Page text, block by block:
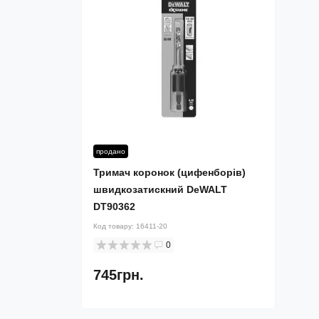
продано
Тримач коронок (цифенборів)
швидкозатискний DeWALT
DT90362
Код товару: 16411-20
0
745грн.